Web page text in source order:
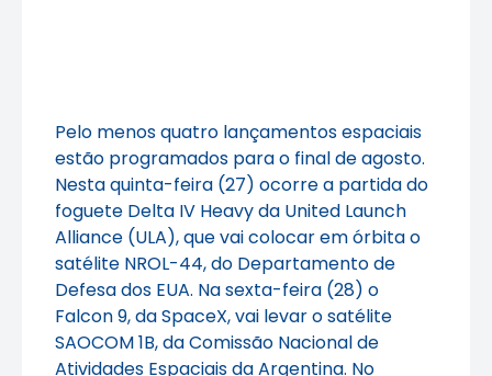
Pelo menos quatro lançamentos espaciais
estão programados para o final de agosto.
Nesta quinta-feira (27) ocorre a partida do
foguete Delta IV Heavy da United Launch
Alliance (ULA), que vai colocar em órbita o
satélite NROL-44, do Departamento de
Defesa dos EUA. Na sexta-feira (28) o
Falcon 9, da SpaceX, vai levar o satélite
SAOCOM 1B, da Comissão Nacional de
Atividades Espaciais da Argentina. No